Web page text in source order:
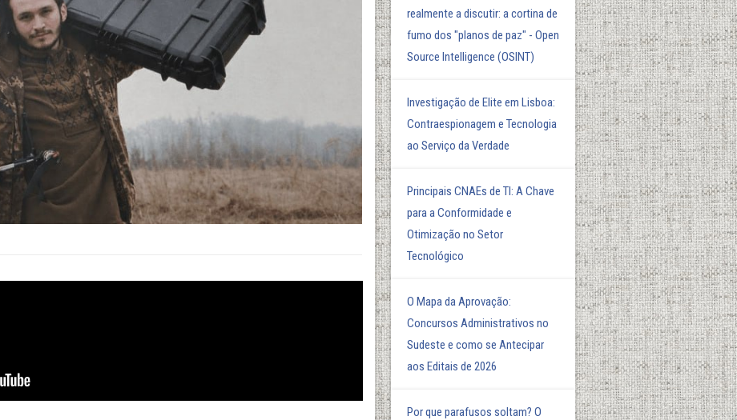
realmente a discutir: a cortina de
fumo dos "planos de paz" - Open
Source Intelligence (OSINT)
Investigação de Elite em Lisboa:
Contraespionagem e Tecnologia
ao Serviço da Verdade
Principais CNAEs de TI: A Chave
para a Conformidade e
Otimização no Setor
Tecnológico
O Mapa da Aprovação:
Concursos Administrativos no
Sudeste e como se Antecipar
aos Editais de 2026
Por que parafusos soltam? O